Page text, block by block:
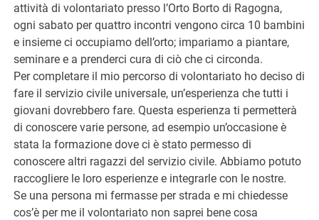
attività di volontariato presso l’Orto Borto di Ragogna,
ogni sabato per quattro incontri vengono circa 10 bambini
e insieme ci occupiamo dell’orto; impariamo a piantare,
seminare e a prenderci cura di ciò che ci circonda.
Per completare il mio percorso di volontariato ho deciso di
fare il servizio civile universale, un’esperienza che tutti i
giovani dovrebbero fare. Questa esperienza ti permetterà
di conoscere varie persone, ad esempio un’occasione è
stata la formazione dove ci è stato permesso di
conoscere altri ragazzi del servizio civile. Abbiamo potuto
raccogliere le loro esperienze e integrarle con le nostre.
Se una persona mi fermasse per strada e mi chiedesse
cos’è per me il volontariato non saprei bene cosa